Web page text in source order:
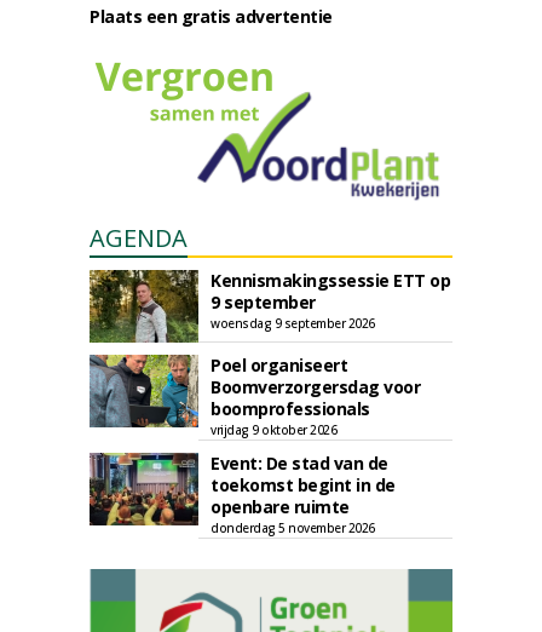
Plaats een gratis advertentie
AGENDA
Kennismakingssessie ETT op
9 september
woensdag 9 september 2026
Poel organiseert
Boomverzorgersdag voor
boomprofessionals
vrijdag 9 oktober 2026
Event: De stad van de
toekomst begint in de
openbare ruimte
donderdag 5 november 2026